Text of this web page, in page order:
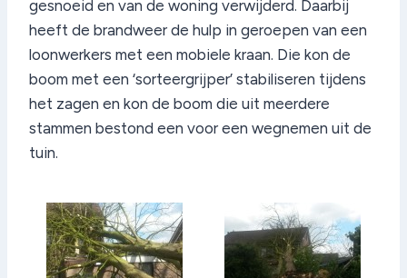
gesnoeid en van de woning verwijderd. Daarbij
heeft de brandweer de hulp in geroepen van een
loonwerkers met een mobiele kraan. Die kon de
boom met een ‘sorteergrijper’ stabiliseren tijdens
het zagen en kon de boom die uit meerdere
stammen bestond een voor een wegnemen uit de
tuin.